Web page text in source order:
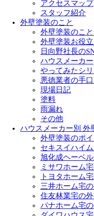
アクセスマップ
スタッフ紹介
外壁塗装のこと
外壁塗装のこ
外壁塗装お役
日向野社長の
ハウスメーカー
やってみたシ
悪徳業者の手
現場日記
塗料
雨漏れ
その他
ハウスメーカー別 外
外壁塗装のポ
セキスイハイ
旭化成ヘーベ
ミサワホーム
トヨタホーム
三井ホーム宅
住友林業宅の
パナホーム宅